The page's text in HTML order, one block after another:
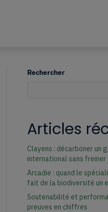
Rechercher
Articles
Clayens : décarboner un
international sans freiner
Arcadie : quand le
fait de la biodiversité un
Soutenabilité et
preuves en chiffres